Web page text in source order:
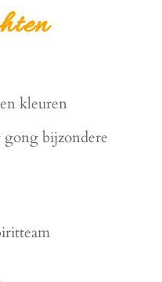
kleuren
gong bijzondere